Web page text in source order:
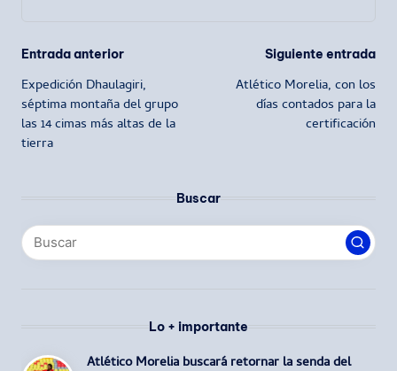
Navegación
de
entradas
Entrada anterior
Expedición Dhaulagiri,
séptima montaña del grupo
las 14 cimas más altas de la
tierra
Siguiente entrada
Atlético Morelia, con los
días contados para la
certificación
Buscar
Lo + importante
Atlético Morelia buscará retornar la senda del